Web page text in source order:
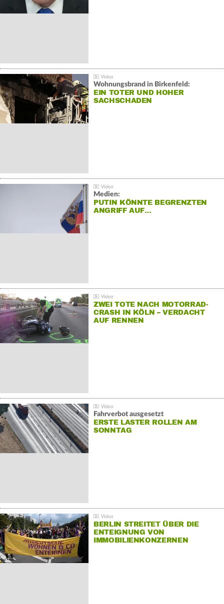
Wohnungsbrand in Birkenfeld:
EIN TOTER UND HOHER
SACHSCHADEN
Medien:
PUTIN KÖNNTE BEGRENZTEN
ANGRIFF AUF…
ZWEI TOTE NACH MOTORRAD-
CRASH IN KÖLN – VERDACHT
AUF RENNEN
Fahrverbot ausgesetzt
ERSTE LASTER ROLLEN AM
SONNTAG
BERLIN STREITET ÜBER DIE
ENTEIGNUNG VON
IMMOBILIENKONZERNEN